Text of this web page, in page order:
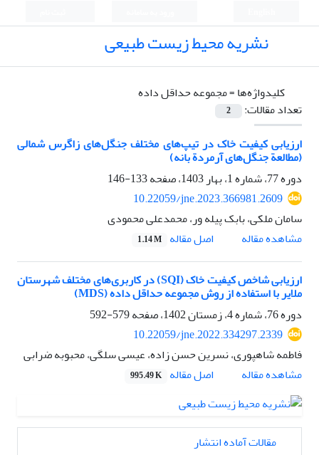
نشریه محیط زیست طبیعی
کلیدواژه‌ها =مجموعه حداقل داده
تعداد مقالات:
2
ارزیابی کیفیت خاک در تیپ‌های مختلف جنگل‌های زاگرس شمالی
(مطالعة جنگل‌های آرمردة بانه)
دوره 77، شماره 1، بهار 1403، صفحه
133-146
10.22059/jne.2023.366981.2609
سامان ملکی، بابک پیله ور، محمدعلی محمودی
مشاهده مقاله
اصل مقاله 1.14 M
ارزیابی شاخص کیفیت خاک (SQI) در کاربری‌های مختلف شهرستان
ملایر با استفاده از روش مجموعه حداقل داده (MDS)
دوره 76، شماره 4، زمستان 1402، صفحه
579-592
10.22059/jne.2022.334297.2339
فاطمه شاهپوری، نسرین حسن زاده، عیسی سلگی، محبوبه ضرابی
مشاهده مقاله
اصل مقاله 995.49 K
مقالات آماده انتشار